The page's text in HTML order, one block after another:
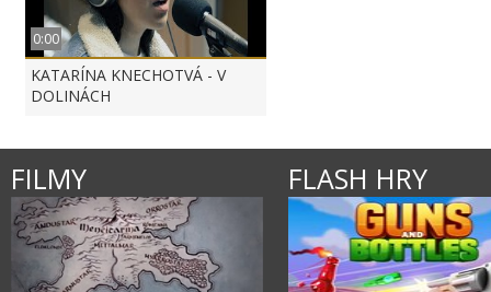
AVICII - WAKE ME UP
KUNG FU PIANO: CELL... MAROON 5 - LOVE SOM... LINDSEY
0:00
KATARÍNA KNECHOTVÁ - V
DOLINÁCH
FILMY FLASH HRY